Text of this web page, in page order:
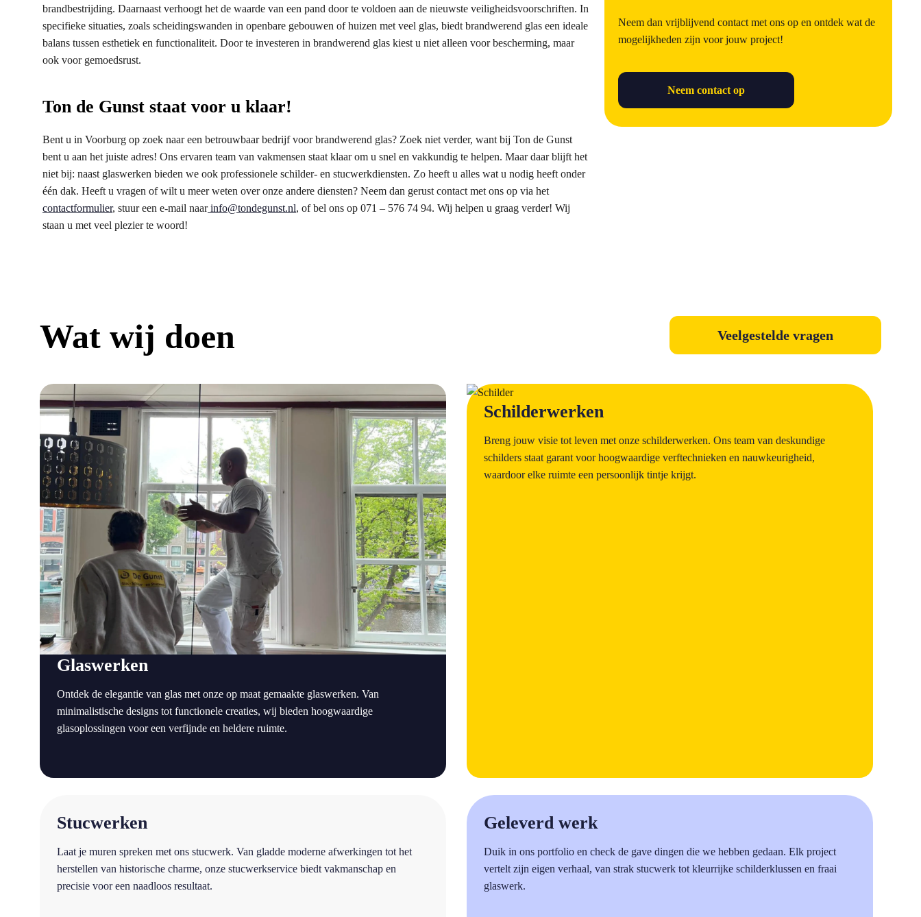
brandbestrijding. Daarnaast verhoogt het de waarde van een pand door te voldoen aan de nieuwste veiligheidsvoorschriften. In
specifieke situaties, zoals scheidingswanden in openbare gebouwen of huizen met veel glas, biedt brandwerend glas een ideale
balans tussen esthetiek en functionaliteit. Door te investeren in brandwerend glas kiest u niet alleen voor bescherming, maar
ook voor gemoedsrust.
Ton de Gunst staat voor u klaar!
Bent u in Voorburg op zoek naar een betrouwbaar bedrijf voor brandwerend glas? Zoek niet verder, want bij Ton de Gunst
bent u aan het juiste adres! Ons ervaren team van vakmensen staat klaar om u snel en vakkundig te helpen. Maar daar blijft het
niet bij: naast glaswerken bieden we ook professionele schilder- en stucwerkdiensten. Zo heeft u alles wat u nodig heeft onder
één dak. Heeft u vragen of wilt u meer weten over onze andere diensten? Neem dan gerust contact met ons op via het
contactformulier, stuur een e-mail naarinfo@tondegunst.nl, of bel ons op 071 – 576 74 94. Wij helpen u graag verder! Wij
staan u met veel plezier te woord!
Neem dan vrijblijvend contact met ons op en ontdek wat de
mogelijkheden zijn voor jouw project!
Neem contact op
Wat wij doen Veelgestelde vragen
Glaswerken
Ontdek de elegantie van glas met onze op maat gemaakte glaswerken. Van
minimalistische designs tot functionele creaties, wij bieden hoogwaardige
glasoplossingen voor een verfijnde en heldere ruimte.
a
Schilderwerken
Breng jouw visie tot leven met onze schilderwerken. Ons team van deskundige
schilders staat garant voor hoogwaardige verftechnieken en nauwkeurigheid,
waardoor elke ruimte een persoonlijk tintje krijgt.
a
Stucwerken
Laat je muren spreken met ons stucwerk. Van gladde moderne afwerkingen tot het
herstellen van historische charme, onze stucwerkservice biedt vakmanschap en
precisie voor een naadloos resultaat.
Geleverd werk
Duik in ons portfolio en check de gave dingen die we hebben gedaan. Elk project
vertelt zijn eigen verhaal, van strak stucwerk tot kleurrijke schilderklussen en fraai
glaswerk.